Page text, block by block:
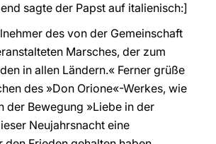
sagte der Papst auf italienisch:]
des von der Gemeinschaft
Marsches, der zum
in allen Ländern.« Ferner grüße
des »Don Orione«-Werkes, wie
der Bewegung »Liebe in der
Neujahrsnacht eine